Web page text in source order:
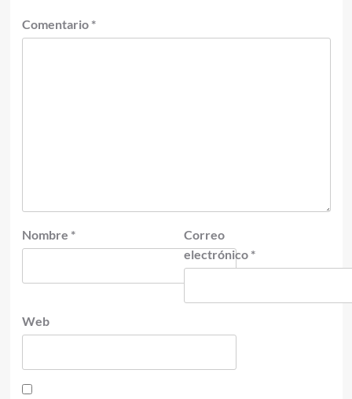
Comentario *
Nombre *
Correo
electrónico *
Web